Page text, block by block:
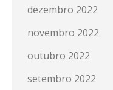
dezembro 2022
novembro 2022
outubro 2022
setembro 2022